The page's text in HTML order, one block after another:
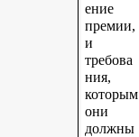
ение
премии,
и
требова
ния,
которым
они
должны